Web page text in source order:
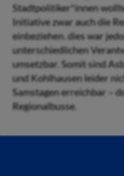
Stadtpolitiker*innen
Initiative zwar auch die
einbeziehen. dies war
unterschiedlichen
umsetzbar. Somit sind
und Kohlhausen leider
Samstagen erreichbar –
Regionalbusse.